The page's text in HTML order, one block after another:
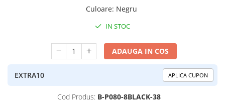
Culoare: Negru
IN STOC
ADAUGA IN COS
EXTRA10 APLICA CUPON
Cod Produs: B-P080-8BLACK-38